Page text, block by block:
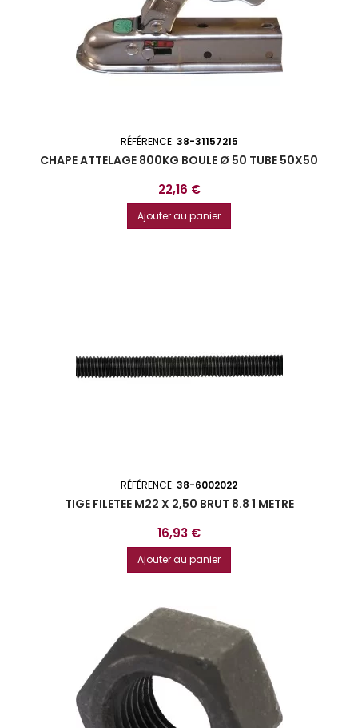
RÉFÉRENCE: 38-31157215
CHAPE ATTELAGE 800KG BOULE Ø 50 TUBE 50X50
Prix
22,16 €
Ajouter au panier
RÉFÉRENCE: 38-6002022
TIGE FILETEE M22 X 2,50 BRUT 8.8 1 METRE
Prix
16,93 €
Ajouter au panier